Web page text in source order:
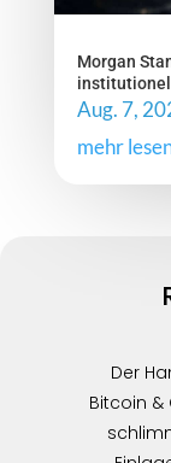
Morgan
Aug. 7,
mehr
Der
Bitcoin &